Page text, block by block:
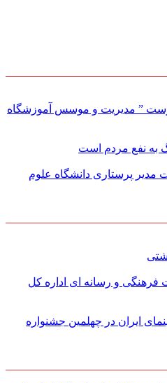
” مدیریت و موسس آموزشگاه
به نفع مردم است
مدیر پرستاری دانشگاه علوم
و رسانه ای اداره کل
ایران در چهلمین جشنواره